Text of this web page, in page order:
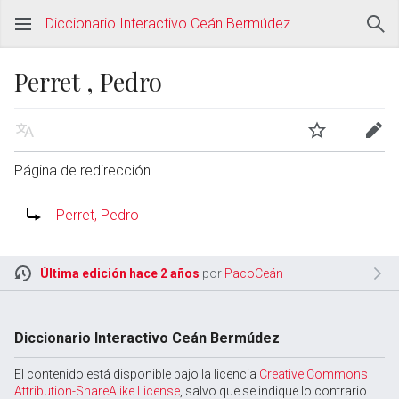
Diccionario Interactivo Ceán Bermúdez
Perret , Pedro
Página de redirección
Perret, Pedro
Última edición hace 2 años por PacoCeán
Diccionario Interactivo Ceán Bermúdez
El contenido está disponible bajo la licencia Creative Commons
Attribution-ShareAlike License , salvo que se indique lo contrario.